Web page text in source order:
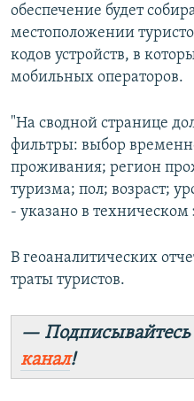
обеспечение будет
местоположении
кодов устройств, в
мобильных операторов.
"На сводной странице
фильтры: выбор
проживания; регион
туризма; пол; возраст;
- указано в техническом
В геоаналитических
траты туристов.
—
канал!